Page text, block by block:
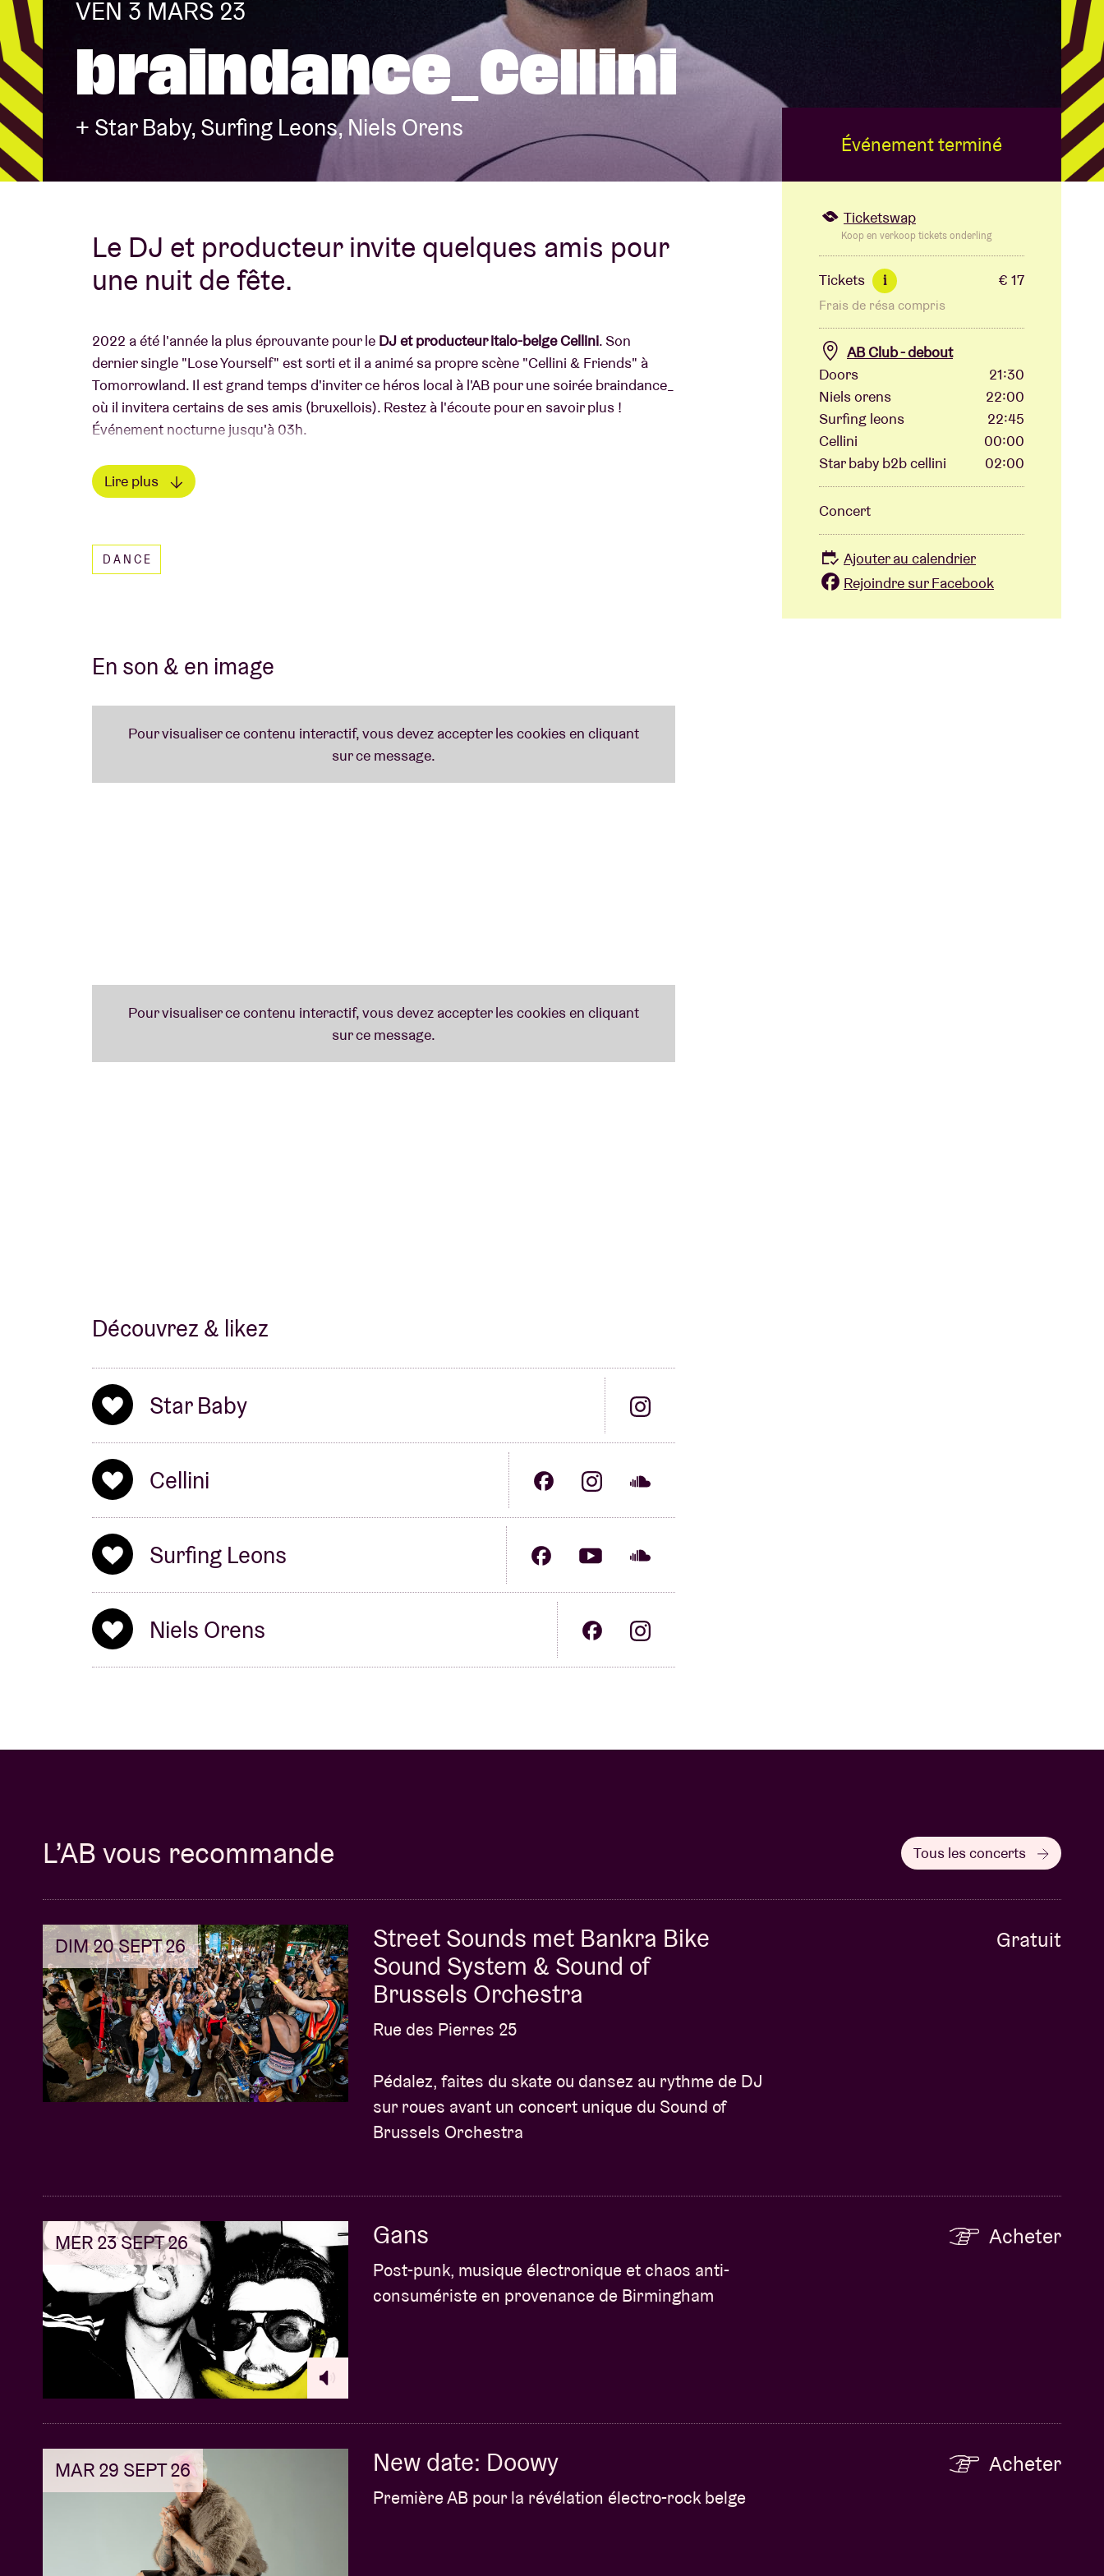
Infos visiteurs
AB ❤ you
À propos de l'AB
VEN 3 MARS 23
braindance_Cellini
+ Star Baby, Surfing Leons, Niels Orens
Le DJ et producteur invite quelques amis pour
une nuit de fête.
2022 a été l'année la plus éprouvante pour le DJ et producteur italo-belge Cellini. Son
dernier single "Lose Yourself" est sorti et il a animé sa propre scène "Cellini & Friends" à
Tomorrowland. Il est grand temps d'inviter ce héros local à l'AB pour une soirée braindance_
où il invitera certains de ses amis (bruxellois). Restez à l'écoute pour en savoir plus !
Événement nocturne jusqu'à 03h.
Lire plus
DANCE
En son & en image
Découvrez & likez
Star Baby
Cellini
Surfing Leons
Niels Orens
Événement terminé
Ticketswap
Koop en verkoop tickets onderling
Tickets i € 17
Frais de résa compris
AB Club - debout
Doors
21:30
Niels orens
22:00
Surfing leons
22:45
Cellini
00:00
Star baby b2b cellini
02:00
Concert
Ajouter au calendrier
Rejoindre sur Facebook
L’AB vous recommande Tous les concerts
DIM 20 SEPT 26
Street Sounds met Bankra Bike
Sound System & Sound of
Brussels Orchestra
Rue des Pierres 25
Pédalez, faites du skate ou dansez au rythme de DJ
sur roues avant un concert unique du Sound of
Brussels Orchestra
Gratuit
MER 23 SEPT 26 Gans
Post-punk, musique électronique et chaos anti-
consumériste en provenance de Birmingham
Acheter
MAR 29 SEPT 26 New date: Doowy
Première AB pour la révélation électro-rock belge
Acheter